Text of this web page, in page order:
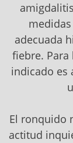
adecuada
fiebre.
indicado es
El ronquido
actitud